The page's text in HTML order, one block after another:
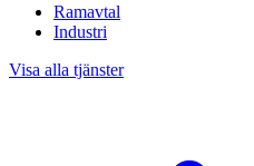
Ramavtal
Industri
Visa alla tjänster